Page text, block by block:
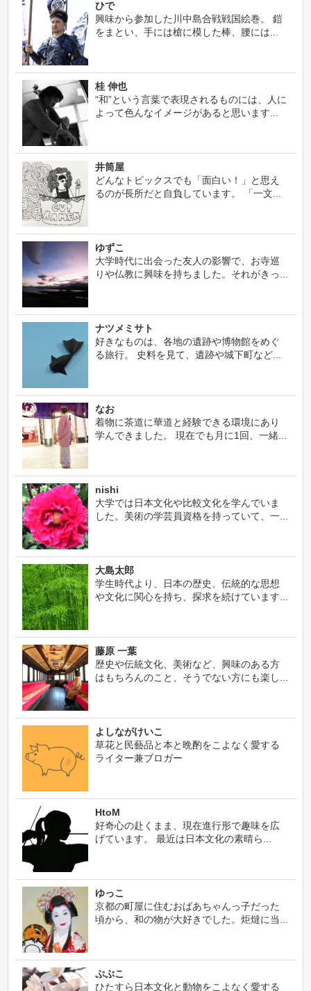
ひで
興味から参加した川中島合戦戦国絵巻。 鎧
をまとい、手には槍に模した棒、腰には...
桂 伸也
“和”という言葉で表現されるものには、人に
よって色んなイメージがあると思います...
井筒屋
どんなトピックスでも「面白い！」と思え
るのが長所だと自負しています。 「一文...
ゆずこ
大学時代に出会った友人の影響で、お寺巡
りや仏教に興味を持ちました。それがきっ...
ナツメミサト
好きなものは、各地の遺跡や博物館をめぐ
る旅行。 史料を見て、遺跡や城下町など...
なお
着物に茶道に華道と経験できる環境にあり
学んできました。 現在でも月に1回、一緒...
nishi
大学では日本文化や比較文化を学んでいま
した。美術の学芸員資格を持っていて、一...
大島太郎
学生時代より、日本の歴史、伝統的な思想
や文化に関心を持ち、探求を続けています...
藤原 一葉
歴史や伝統文化、美術など、興味のある方
はもちろんのこと、そうでない方にも楽し...
よしながけいこ
草花と民藝品と本と晩酌をこよなく愛する
ライター兼ブロガー
HtoM
好奇心の赴くまま、現在進行形で趣味を広
げています。 最近は日本文化の素晴ら...
ゆっこ
京都の町屋に住むおばあちゃんっ子だった
頃から、和の物が大好きでした。炬燵に当...
ぷぷこ
ひたすら日本文化と動物をこよなく愛する